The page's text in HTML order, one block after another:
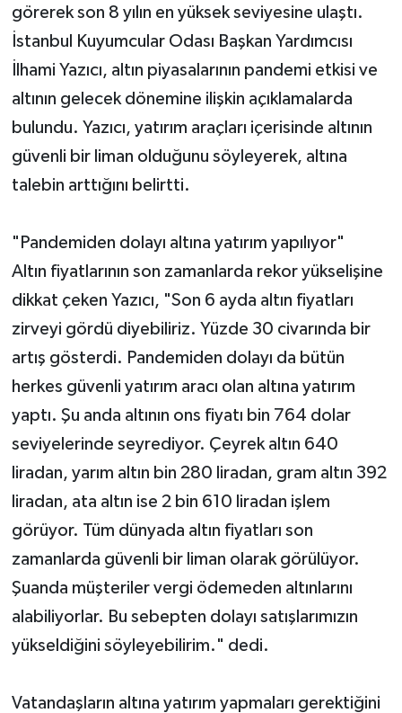
görerek son 8 yılın en yüksek seviyesine ulaştı.
İstanbul Kuyumcular Odası Başkan Yardımcısı
İlhami Yazıcı, altın piyasalarının pandemi etkisi ve
altının gelecek dönemine ilişkin açıklamalarda
bulundu. Yazıcı, yatırım araçları içerisinde altının
güvenli bir liman olduğunu söyleyerek, altına
talebin arttığını belirtti.
"Pandemiden dolayı altına yatırım yapılıyor"
Altın fiyatlarının son zamanlarda rekor yükselişine
dikkat çeken Yazıcı, "Son 6 ayda altın fiyatları
zirveyi gördü diyebiliriz. Yüzde 30 civarında bir
artış gösterdi. Pandemiden dolayı da bütün
herkes güvenli yatırım aracı olan altına yatırım
yaptı. Şu anda altının ons fiyatı bin 764 dolar
seviyelerinde seyrediyor. Çeyrek altın 640
liradan, yarım altın bin 280 liradan, gram altın 392
liradan, ata altın ise 2 bin 610 liradan işlem
görüyor. Tüm dünyada altın fiyatları son
zamanlarda güvenli bir liman olarak görülüyor.
Şuanda müşteriler vergi ödemeden altınlarını
alabiliyorlar. Bu sebepten dolayı satışlarımızın
yükseldiğini söyleyebilirim." dedi.
Vatandaşların altına yatırım yapmaları gerektiğini